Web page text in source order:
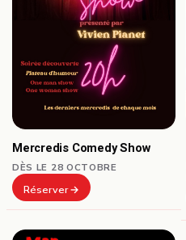
Mercredis Comedy Show
DÈS LE 28 OCTOBRE
Réserver